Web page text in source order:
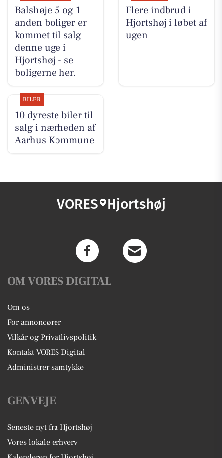
Balshøje 5 og 1
anden boliger er
kommet til salg
denne uge i
Hjortshøj - se
boligerne her.
Flere indbrud i
Hjortshøj i løbet af
ugen
BILER
10 dyreste biler til
salg i nærheden af
Aarhus Kommune
VORES Hjortshøj
OM VORES DIGITAL
Om os
For annoncører
Vilkår og Privatlivspolitik
Kontakt VORES Digital
Administrer samtykke
GENVEJE
Seneste nyt fra Hjortshøj
Vores lokale erhverv